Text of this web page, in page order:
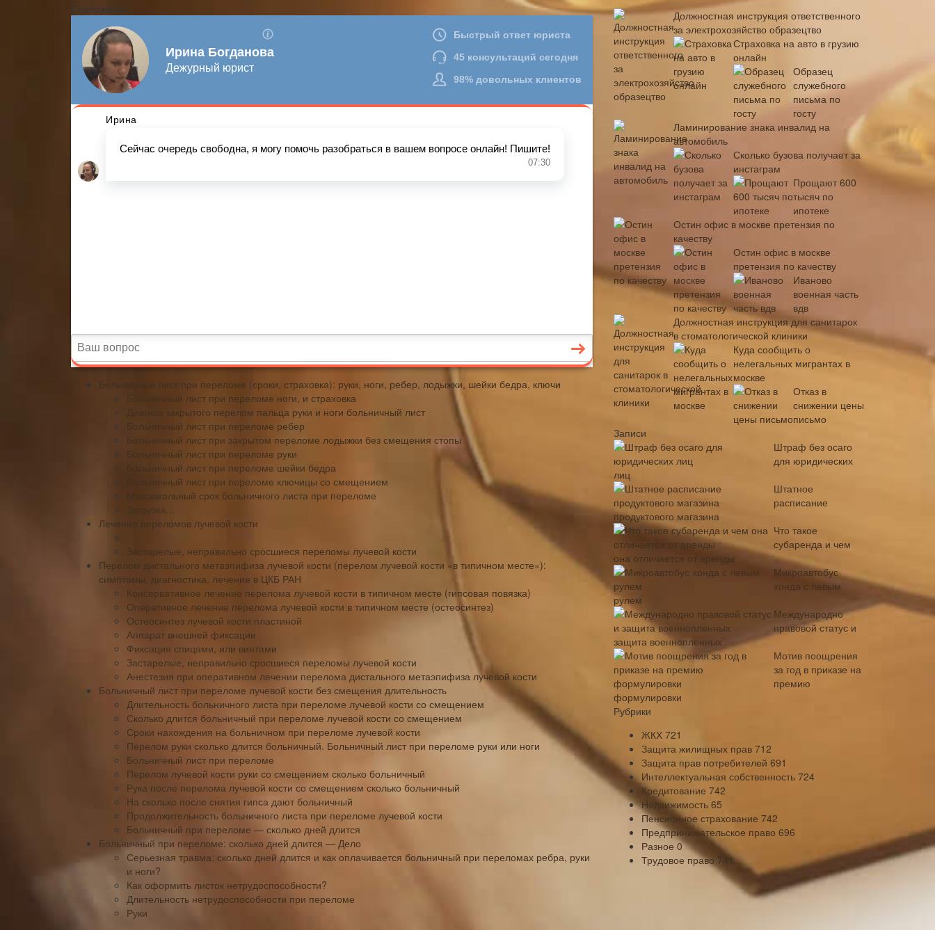
Содержание
Больничный лист при переломе (сроки, страховка): руки, ноги, ребер, лодыжки, шейки бедра, ключи
Больничный лист при переломе ноги, и страховка
Диагноз закрытого перелом пальца руки и ноги больничный лист
Больничный лист при переломе ребер
Больничный лист при закрытом переломе лодыжки без смещения стопы
Больничный лист при переломе руки
Больничный лист при переломе шейки бедра
Больничный лист при переломе ключицы со смещением
Максимальный срок больничного листа при переломе
Загрузка…
Лечение переломов лучевой кости
Застарелые, неправильно сросшиеся переломы лучевой кости
Перелом дистального метаэпифиза лучевой кости (перелом лучевой кости «в типичном месте»):
симптомы, диагностика, лечение в ЦКБ РАН
Консервативное лечение перелома лучевой кости в типичном месте (гипсовая повязка)
Оперативное лечение перелома лучевой кости в типичном месте (остеосинтез)
Остеосинтез лучевой кости пластиной
Аппарат внешней фиксации
Фиксация спицами, или винтами
Застарелые, неправильно сросшиеся переломы лучевой кости
Анестезия при оперативном лечении перелома дистального метаэпифиза лучевой кости
Больничный лист при переломе лучевой кости без смещения длительность
Длительность больничного листа при переломе лучевой кости со смещением
Сколько длится больничный при переломе лучевой кости со смещением
Сроки нахождения на больничном при переломе лучевой кости
Перелом руки сколько длится больничный. Больничный лист при переломе руки или ноги
Больничный лист при переломе
Перелом лучевой кости руки со смещением сколько больничный
Рука после перелома лучевой кости со смещением сколько больничный
На сколько после снятия гипса дают больничный
Продолжительность больничного листа при переломе лучевой кости
Больничный при переломе — сколько дней длится
Больничный при переломе: сколько дней длится — Дело
Серьезная травма: сколько дней длится и как оплачивается больничный при переломах ребра, руки
и ноги?
Как оформить листок нетрудоспособности?
Длительность нетрудоспособности при переломе
Руки
Должностная инструкция ответственного
за электрохозяйство образецтво
Страховка на авто в грузию
онлайн
Образец
служебного
письма по
госту
Ламинирование знака инвалид на
автомобиль
Сколько бузова получает за
инстаграм
Прощают 600
тысяч по
ипотеке
Остин офис в москве претензия по
качеству
Остин офис в москве
претензия по качеству
Иваново
военная часть
вдв
Должностная инструкция для санитарок
в стоматологической клиники
Куда сообщить о
нелегальных мигрантах в
москве
Отказ в
снижении цены
письмо
Записи
Штраф без осаго
для юридических
лиц
Штатное
расписание
продуктового магазина
Что такое
субаренда и чем
она отличается от аренды
Микроавтобус
хонда с левым
рулем
Международно
правовой статус и
защита военнопленных
Мотив поощрения
за год в приказе на
премию
формулировки
Рубрики
ЖКХ 721
Защита жилищных прав 712
Защита прав потребителей 691
Интеллектуальная собственность 724
Кредитование 742
Недвижимость 65
Пенсионное страхование 742
Предпринимательское право 696
Разное 0
Трудовое право 741